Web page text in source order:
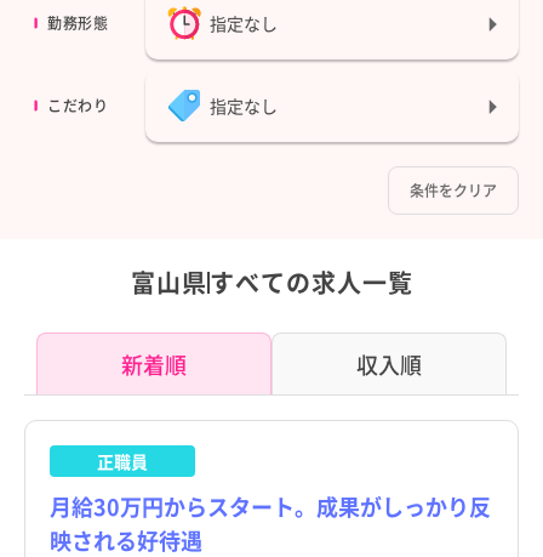
勤務形態 指定なし
こだわり 指定なし
条件をクリア
富山県すべての求人一覧
新着順 収入順
正職員
月給30万円からスタート。成果がしっかり反
映される好待遇